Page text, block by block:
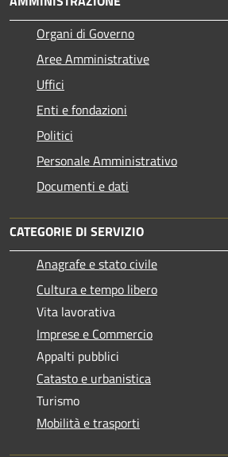
Organi di Governo
Aree Amministrative
Uffici
Enti e fondazioni
Politici
Personale Amministrativo
Documenti e dati
CATEGORIE DI SERVIZIO
Anagrafe e stato civile
Cultura e tempo libero
Vita lavorativa
Imprese e Commercio
Appalti pubblici
Catasto e urbanistica
Turismo
Mobilità e trasporti